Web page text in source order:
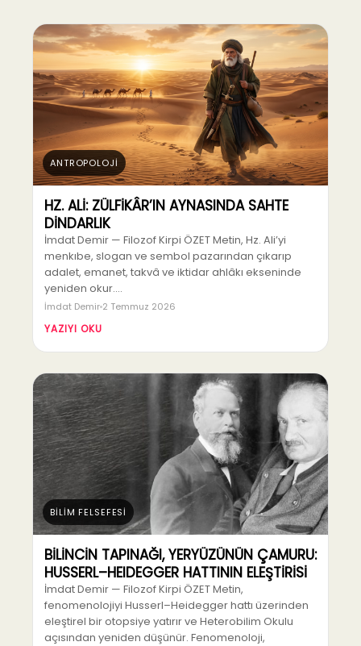
ANTROPOLOJİ
HZ. ALİ: ZÜLFİKÂR’IN AYNASINDA SAHTE
DİNDARLIK
İmdat Demir — Filozof Kirpi ÖZET Metin, Hz. Ali’yi
menkıbe, slogan ve sembol pazarından çıkarıp
adalet, emanet, takvâ ve iktidar ahlâkı ekseninde
yeniden okur.…
İmdat Demir 2 Temmuz 2026
YAZIYI OKU
BİLİM FELSEFESİ
BİLİNCİN TAPINAĞI, YERYÜZÜNÜN ÇAMURU:
HUSSERL–HEIDEGGER HATTININ ELEŞTİRİSİ
İmdat Demir — Filozof Kirpi ÖZET Metin,
fenomenolojiyi Husserl–Heidegger hattı üzerinden
eleştirel bir otopsiye yatırır ve Heterobilim Okulu
açısından yeniden düşünür. Fenomenoloji,